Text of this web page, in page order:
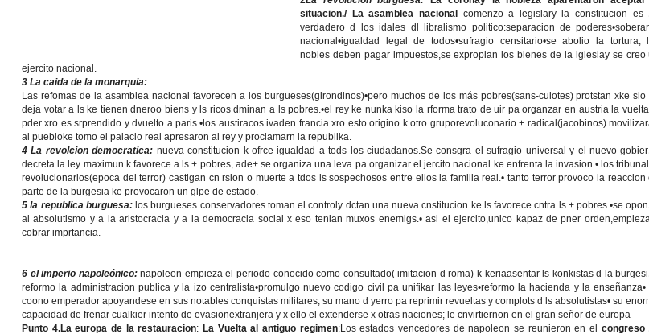
situacion./ La asamblea nacional comenzo a legislary la constitucion es
verdadero d los idales dl libralismo politico:separacion de
nacional•igualdad legal de todos•sufragio censitario•se abolio la tortura,
nobles deben pagar impuestos,se expropian los bienes de la iglesiay se creo
ejercito nacional.
3 La caida de la monarquia:
Las refomas de la asamblea nacional favorecen a los burgueses(girondinos)•pero muchos de los más pobres(sans-culotes) protstan xke slo
deja votar a ls ke tienen dneroo biens y ls ricos dminan a ls pobres.•el rey ke nunka kiso la rforma trato de uir pa organzar en austria la vuelta
pder xro es srprendido y dvuelto a paris.•los austiracos ivaden francia xro esto origino k otro gruporevoluconario + radical(jacobinos)
al puebloke tomo el palacio real apresaron al rey y proclamarn la republika.
4 La revolcion democratica: nueva constitucion k ofrce igualdad a tods los ciudadanos.Se consgra el sufragio universal y el nuevo
decreta la ley maximun k favorece a ls + pobres, ade+ se organiza una leva pa organizar el jercito nacional ke enfrenta la invasion.• los
revolucionarios(epoca del terror) castigan cn rsion o muerte a tdos ls sospechosos entre ellos la familia real.• tanto terror provoco la reaccion
parte de la burgesia ke provocaron un glpe de estado.
5 la republica burguesa:los burgueses conservadores toman el controly dctan una nueva cnstitucion ke ls favorece cntra ls + pobres.•se
al absolutismo y a la aristocracia y a la democracia social x eso tenian muxos enemigs.• asi el ejercito,unico kapaz de pner
cobrar imprtancia.
6 el imperio napoleónico:napoleon empieza el periodo conocido como consultado( imitacion d roma) k keriaasentar ls konkistas d la
reformo la administracion publica y la izo centralista•promulgo nuevo codigo civil pa unifikar las leyes•reformo la hacienda y la enseñanza•
coono emperador apoyandese en sus notables conquistas militares, su mano d yerro pa reprimir revueltas y complots d ls absolutistas• su
capacidad de frenar cualkier intento de evasionextranjera y x ello el extenderse x otras naciones; le cnvirtiernon en el gran señor de europa
Punto 4.La europa de la restauracion: La Vuelta al antiguo regimen:Los estados vencedores de napoleon se reunieron en el
congreso